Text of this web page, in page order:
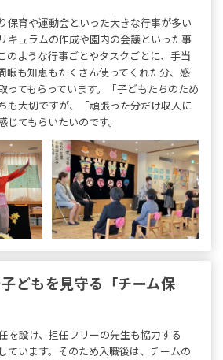
保育や運動会といった大きな行事が多い
キュラムの作成や園内の会議といった事
のような行事ごとやタスクごとに、手当
暇も知恵もたくさん使ってくれた分、感
ってもらっています。「子どもたちのため
も大切ですが、「頑張った分だけ収入に
てもらいたいのです。
どもを見守る「チーム保
を設け、担任フリーの先生も協力する
ています。そのため入職後は、チームの